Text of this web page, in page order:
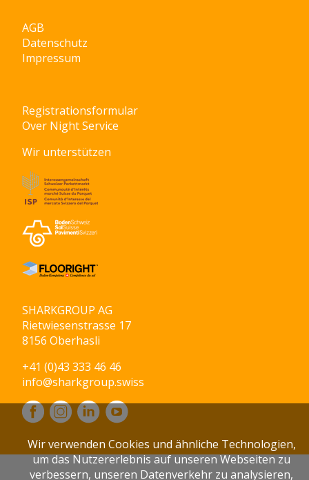
AGB
Datenschutz
Impressum
Registrationsformular
Over Night Service
Wir unterstützen
SHARKGROUP AG
Rietwiesenstrasse 17
8156 Oberhasli
+41 (0)43 333 46 46
info@sharkgroup.swiss
Wir verwenden Cookies und ähnliche Technologien,
um das Nutzererlebnis auf unseren Webseiten zu
verbessern, unseren Datenverkehr zu analysieren,